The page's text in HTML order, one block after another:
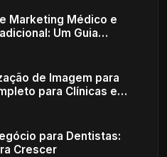
Marketing Médico e
Um Guia
de Imagem para
para Clínicas e
para Dentistas:
Crescer